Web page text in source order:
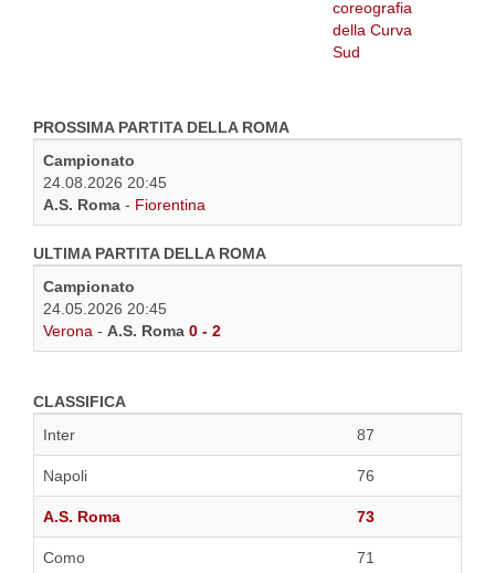
PROSSIMA PARTITA DELLA ROMA
Campionato
24.08.2026 20:45
A.S. Roma - Fiorentina
ULTIMA PARTITA DELLA ROMA
Campionato
24.05.2026 20:45
Verona - A.S. Roma 0 - 2
CLASSIFICA
Inter
87
Napoli 76
A.S. Roma 73
Como 71